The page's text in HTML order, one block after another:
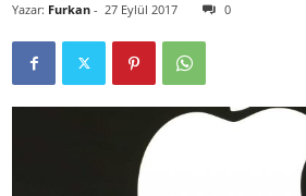
Yazar: Furkan - 27 Eylül 2017 0